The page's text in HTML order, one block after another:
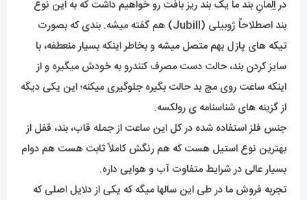
در اِلِمانِ بند ما یک بند ریز بافت رو خواهیم داشت که به این نوع
بند اصطلاحاً ژوبیلی (Jubill) هم گفته میشه. بندی که بصورت
تیکه های پازل بهم متصل میشه و بخاطر اینکه بسیار منعطفه، با
سایز کردن بند، حالت دست مصرف کنندرو به خودش میگیره و از
اینکه ساعت روی مچ بد حالت بگیره جلوگیری میکنه؛ این یکی دیگه
از گزینه های شناسنامه ی رولکسه.
جنس فلز استفاده شده در کل این ساعت از جمله قاب، بند، قفل از
بهترین نوع استیل هست که هم رنگش کاملاً ثابت هست هم دوام
بسیار عالی در شرایط متفاوت آب و هوایی داره.
تجربه فروش ما در طی این سالها میگه که یکی از دلایل اصلی که